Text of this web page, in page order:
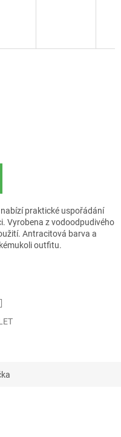
praktické uspořádání
Vyrobena z vodoodpudivého
Antracitová barva a
outfitu.